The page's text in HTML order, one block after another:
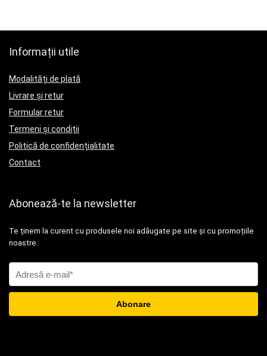
Informații utile
Modalități de plată
Livrare și retur
Formular retur
Termeni și condiții
Politică de confidențialitate
Contact
Abonează-te la newsletter
Te ținem la curent cu produsele noi adăugate pe site și cu promoțiile
noastre.